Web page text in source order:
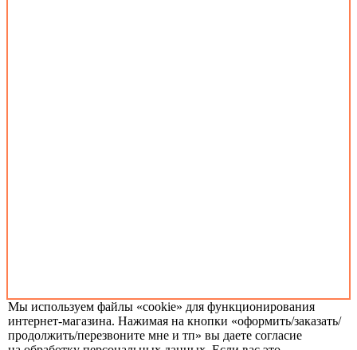
Мы используем файлы «cookie» для функционирования
интернет-магазина. Нажимая на кнопки «оформить/заказать/
продолжить/перезвоните мне и тп» вы даете согласие